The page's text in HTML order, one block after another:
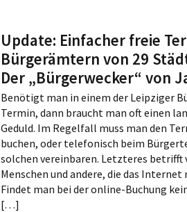
agra-Brücke
00:41:12
Leibniz-
des
Sanierung,
00:10:00
Update: Einfacher freie
Bürgerämtern von 29
Der „Bürgerwecker“ von
Benötigt man in einem der Leipziger
Termin, dann braucht man oft einen
Geduld. Im Regelfall muss man den
buchen, oder telefonisch beim
solchen vereinbaren. Letzteres betrifft
Menschen und andere, die das
Findet man bei der online-Buchung
[…]